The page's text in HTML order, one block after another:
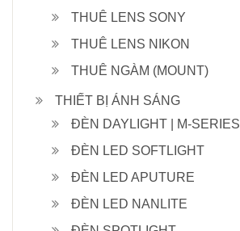
THUÊ LENS SONY
THUÊ LENS NIKON
THUÊ NGÀM (MOUNT)
THIẾT BỊ ÁNH SÁNG
ĐÈN DAYLIGHT | M-SERIES
ĐÈN LED SOFTLIGHT
ĐÈN LED APUTURE
ĐÈN LED NANLITE